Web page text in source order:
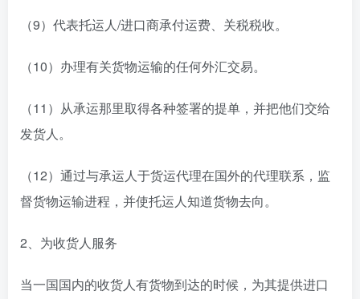
（9）代表托运人/进口商承付运费、关税税收。
（10）办理有关货物运输的任何外汇交易。
（11）从承运那里取得各种签署的提单，并把他们交给
发货人。
（12）通过与承运人于货运代理在国外的代理联系，监
督货物运输进程，并使托运人知道货物去向。
2、为收货人服务
当一国国内的收货人有货物到达的时候，为其提供进口